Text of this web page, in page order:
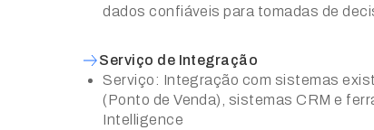
dados confiáveis para tomadas de
Serviço de Integração
Serviço: Integração com sistemas
(Ponto de Venda), sistemas CRM e
Intelligence